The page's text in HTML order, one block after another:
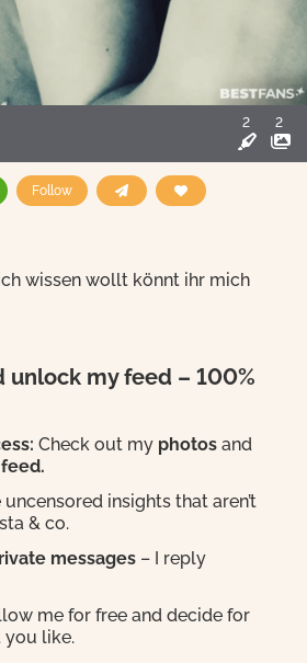
2 2
Follow
wissen wollt könnt ihr mich
unlock my feed – 100%
Check out my photosand
uncensored insights that aren’t
& co.
messages– I reply
me for free and decide for
like.